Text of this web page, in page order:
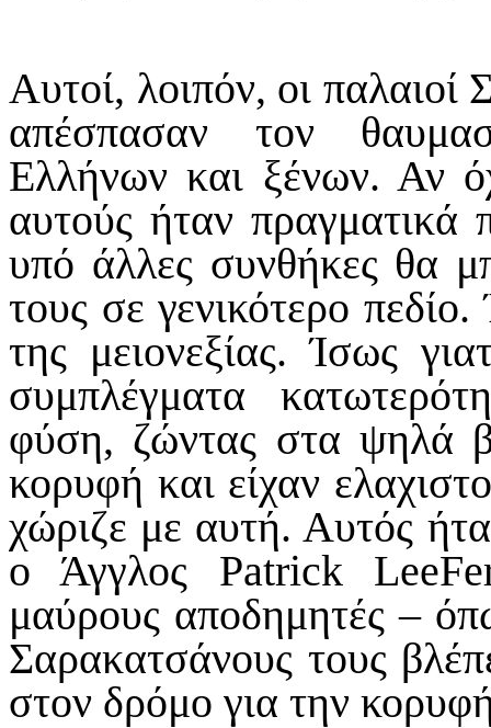
Αυτοί, λοιπόν, οι παλαιοί
απέσπασαν τον
Ελλήνων και ξένων. Αν
αυτούς ήταν πραγματικά
υπό άλλες συνθήκες θα
τους σε γενικότερο
της μειονεξίας. Ίσως
συμπλέγματα
φύση, ζώντας στα ψηλά
κορυφή και είχαν
χώριζε με αυτή. Αυτός
ο Άγγλος Patrick
μαύρους αποδημητές –
Σαρακατσάνους τους
στον δρόμο για την